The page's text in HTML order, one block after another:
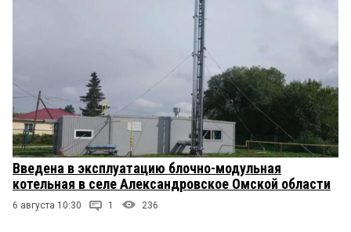
Введена в эксплуатацию блочно-модульная
котельная в селе Александровское Омской области
6 августа 10:30 1 236